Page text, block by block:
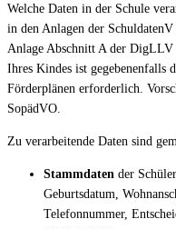
Welche Daten in der Schule
in den Anlagen der
Anlage Abschnitt A der DigLLV
Ihres Kindes ist gegebenenfalls
Förderplänen erforderlich.
SopädVO.
Zu verarbeitende Daten sind
Stammdaten der
Geburtsdatum,
Telefonnummer,